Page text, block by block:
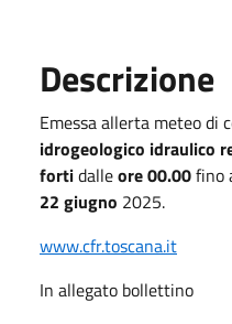
Descrizione
Emessa allerta meteo di
idrogeologico idraulico
fortidalleore 00.00fino
22 giugno 2025.
www.cfr.toscana.it
In allegato bollettino